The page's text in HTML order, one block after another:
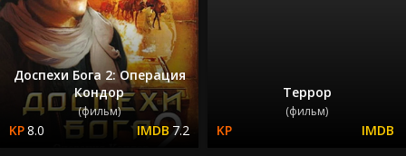
Доспехи Бога 2: Операция
Кондор
(фильм)
8.0 7.2
Террор
(фильм)